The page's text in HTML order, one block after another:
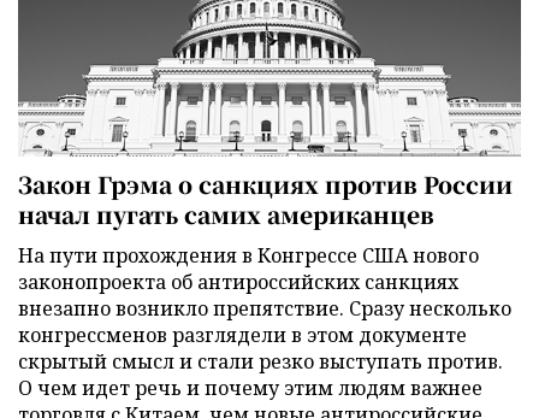
Закон Грэма о санкциях против России
начал пугать самих американцев
На пути прохождения в Конгрессе США нового
законопроекта об антироссийских санкциях
внезапно возникло препятствие. Сразу несколько
конгрессменов разглядели в этом документе
скрытый смысл и стали резко выступать против.
О чем идет речь и почему этим людям важнее